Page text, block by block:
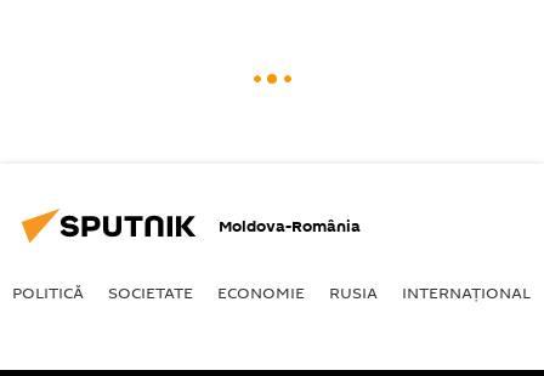
Moldova-România
POLITICĂ SOCIETATE ECONOMIE RUSIA INTERNAŢIONAL